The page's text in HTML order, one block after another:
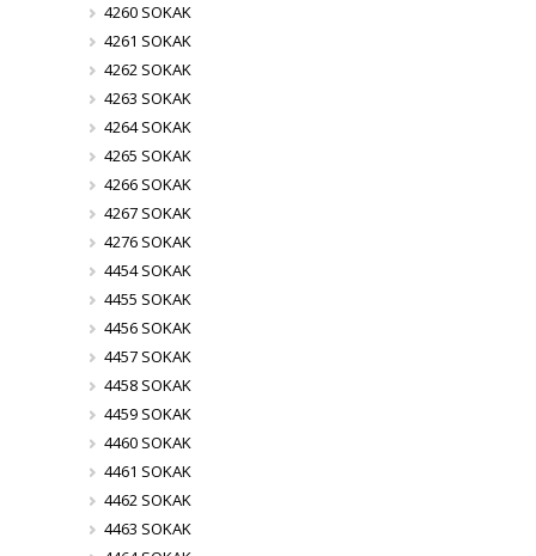
4260 SOKAK
4261 SOKAK
4262 SOKAK
4263 SOKAK
4264 SOKAK
4265 SOKAK
4266 SOKAK
4267 SOKAK
4276 SOKAK
4454 SOKAK
4455 SOKAK
4456 SOKAK
4457 SOKAK
4458 SOKAK
4459 SOKAK
4460 SOKAK
4461 SOKAK
4462 SOKAK
4463 SOKAK